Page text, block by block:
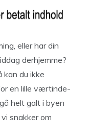
eller har din
derhjemme?
kan du ikke
en lille værtinde-
helt galt i byen
snakker om